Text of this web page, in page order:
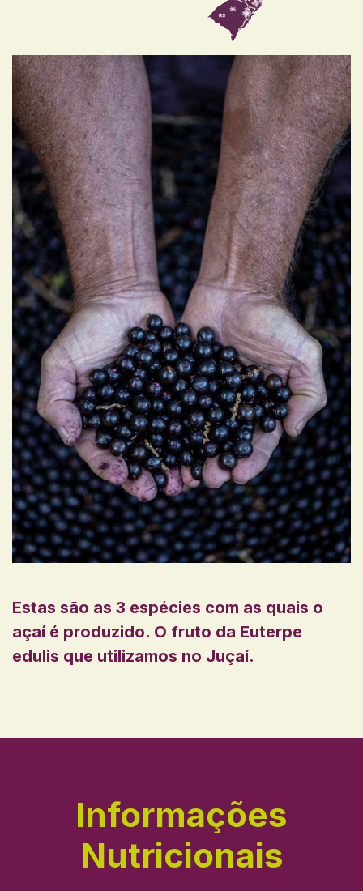
Estas são as 3 espécies com as quais o
açaí é produzido. O fruto da Euterpe
edulis que utilizamos no Juçaí.
Informações
Nutricionais